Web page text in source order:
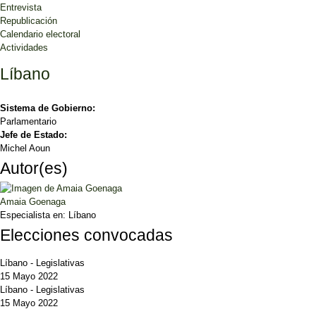
Entrevista
Republicación
Calendario electoral
Actividades
Líbano
Sistema de Gobierno:
Parlamentario
Jefe de Estado:
Michel Aoun
Autor(es)
Amaia Goenaga
Especialista en: Líbano
Elecciones convocadas
Líbano - Legislativas
15 Mayo 2022
Líbano - Legislativas
15 Mayo 2022